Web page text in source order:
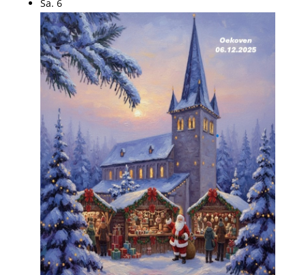
Sa. 6